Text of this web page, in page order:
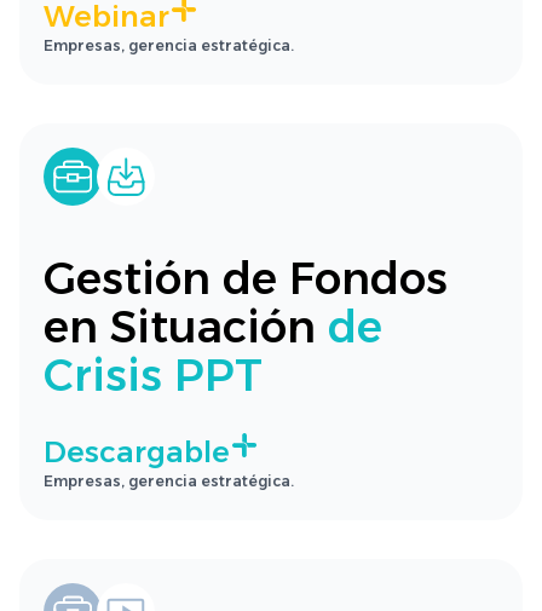
Webinar
Empresas, gerencia estratégica.
Gestión de Fondos
en Situación de
Crisis PPT
Descargable
Empresas, gerencia estratégica.